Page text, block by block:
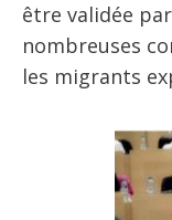
être validée par
nombreuses
les migrants